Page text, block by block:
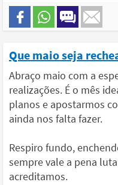
Que maio seja
Abraço maio com a
realizações. É o mês
planos e apostarmos
ainda nos falta fazer.
Respiro fundo,
sempre vale a pena
acreditamos.